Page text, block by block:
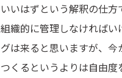
いいはずという解釈の仕方
組織的に管理しなければい
グは来ると思いますが、今
つくるというよりは自由度